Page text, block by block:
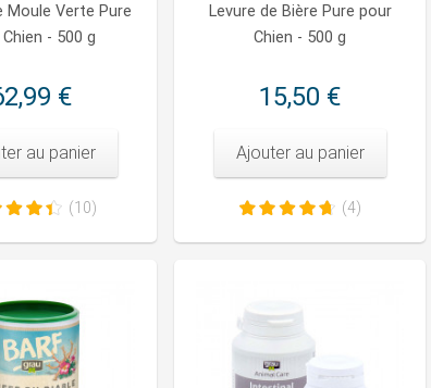
Moule Verte Pure
- 500 g
€
au panier
(10)
Levure de Bière Pure pour
Chien - 500 g
15,50 €
Ajouter au panier
(4)